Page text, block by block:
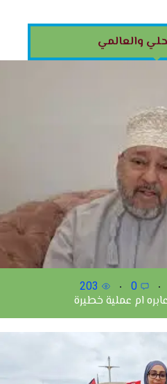
والعالمي
0
203
ام عملية خطيرة